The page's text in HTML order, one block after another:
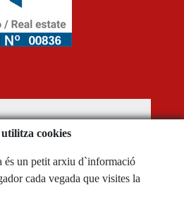
cookies
és un petit arxiu d`informació
cada vegada que visites la